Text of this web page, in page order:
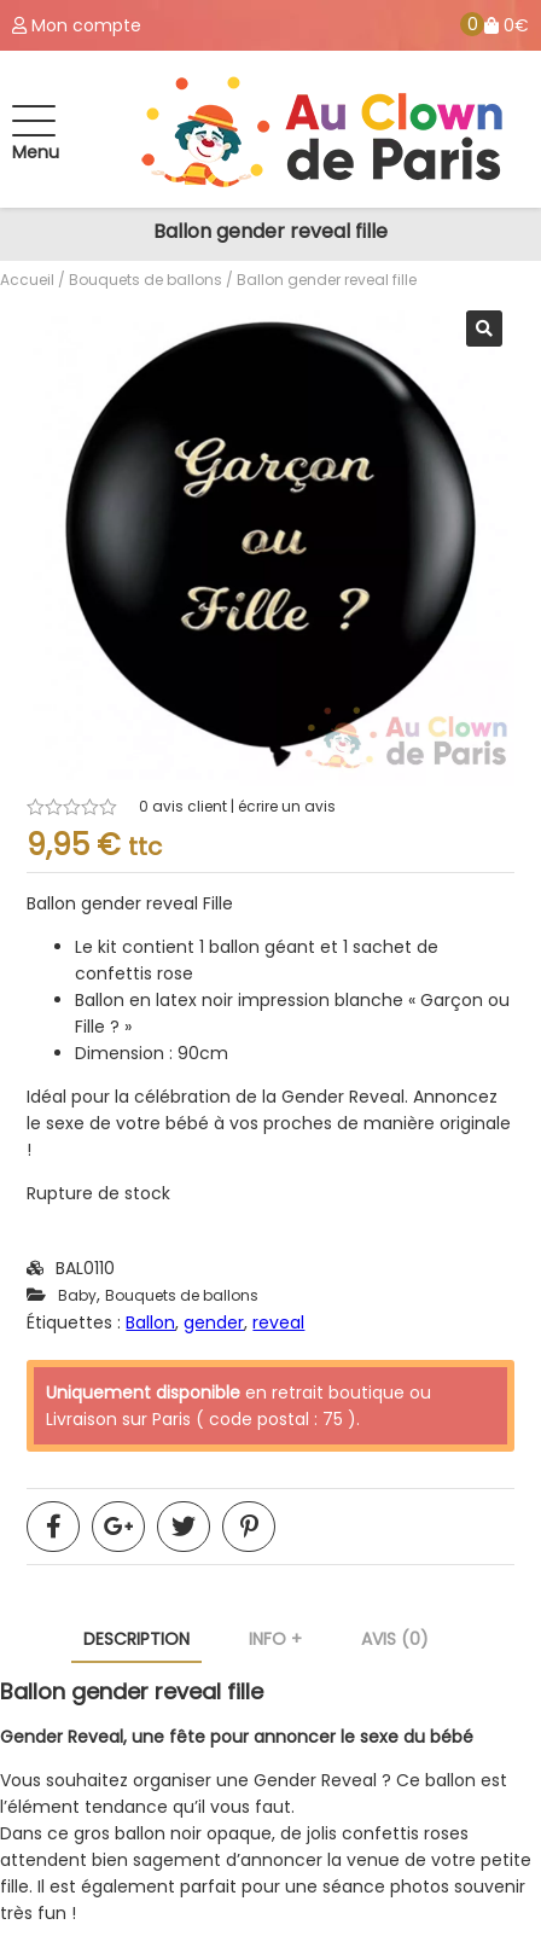
Mon compte 0 0€
Menu
Ballon gender reveal fille
Accueil / Bouquets de ballons / Ballon gender reveal fille
Note
0.001
sur
0 avis client | écrire un avis
9,95 € ttc
Ballon gender reveal Fille
Le kit contient 1 ballon géant et 1 sachet de
confettis rose
Ballon en latex noir impression blanche « Garçon ou
Fille ? »
Dimension : 90cm
Idéal pour la célébration de la Gender Reveal. Annoncez
le sexe de votre bébé à vos proches de manière originale
!
Rupture de stock
BAL0110
Baby,Bouquets de ballons
Étiquettes :Ballon,gender,reveal
Uniquement disponible en retrait boutique ou
Livraison sur Paris ( code postal : 75 ).
DESCRIPTION INFO + AVIS (0)
Ballon gender reveal fille
Gender Reveal, une fête pour annoncer le sexe du bébé
Vous souhaitez organiser une Gender Reveal ? Ce ballon est
l’élément tendance qu’il vous faut.
Dans ce gros ballon noir opaque, de jolis confettis roses
attendent bien sagement d’annoncer la venue de votre petite
fille. Il est également parfait pour une séance photos souvenir
très fun !